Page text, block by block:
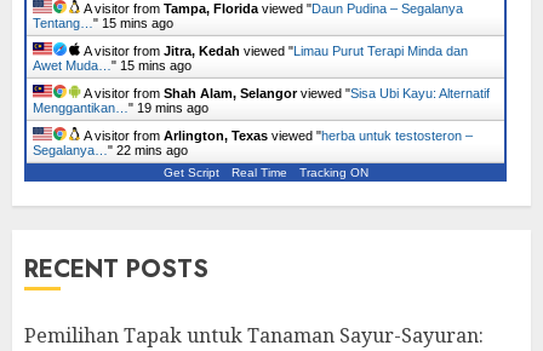
A visitor from Tampa, Florida viewed "Daun Pudina – Segalanya
Tentang… " 15 mins ago
A visitor from Jitra, Kedah viewed "Limau Purut Terapi Minda dan
Awet Muda… " 15 mins ago
A visitor from Shah Alam, Selangorviewed "Sisa Ubi Kayu: Alternatif
Menggantikan… " 19 mins ago
A visitor from Arlington, Texas viewed "herba untuk testosteron –
Segalanya… " 22 mins ago
Get Script Real Time Tracking ON
RECENT POSTS
Pemilihan Tapak untuk Tanaman Sayur-Sayuran: